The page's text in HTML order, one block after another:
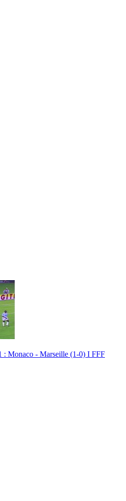
: Monaco - Marseille (1-0) I FFF